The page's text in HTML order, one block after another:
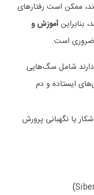
ممکن است رفتارهای
بنابراینآموزش و
ضروری است.
دارند شامل سگ‌هایی
ایستاده و دم
یا نگهبانی پرورش